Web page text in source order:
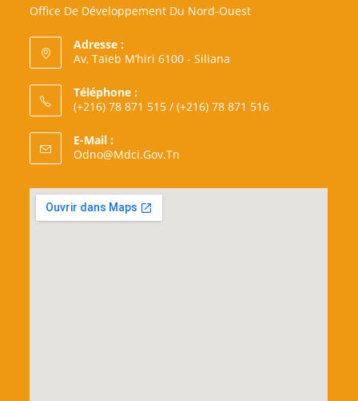
Office De Développement Du Nord-Ouest
Adresse :
Av, Taïeb M’hiri 6100 - Siliana
Téléphone :
(+216) 78 871 515 / (+216) 78 871 516
E-Mail :
Odno@mdci.gov.tn